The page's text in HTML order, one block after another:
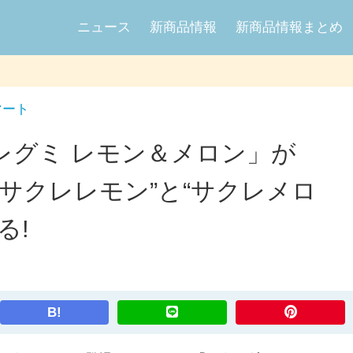
ニュース 新商品情報 新商品情報まとめ
ト
グミ レモン＆メロン」が
クレレモン”と“サクレメロ
!
B!